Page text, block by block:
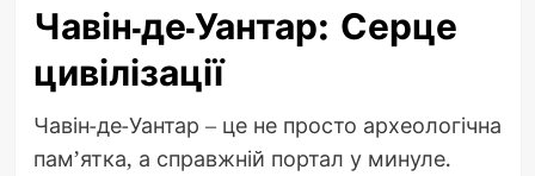
Чавін-де-Уантар: Серце
цивілізації
Чавін-де-Уантар – це не просто археологічна
пам’ятка, а справжній портал у минуле.